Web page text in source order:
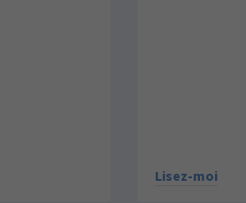
Lisez-moi